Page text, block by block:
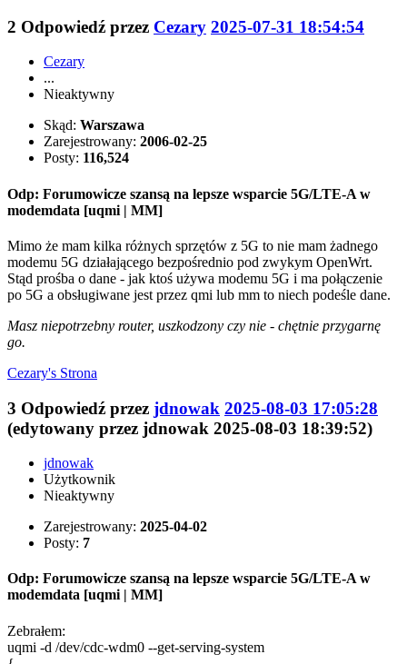
2 Odpowiedź przez Cezary 2025-07-31 18:54:54
Cezary
...
Nieaktywny
Skąd: Warszawa
Zarejestrowany: 2006-02-25
Posty: 116,524
Odp: Forumowicze szansą na lepsze wsparcie 5G/LTE-A w
modemdata [uqmi | MM]
Mimo że mam kilka różnych sprzętów z 5G to nie mam żadnego
modemu 5G działającego bezpośrednio pod zwykym OpenWrt.
Stąd prośba o dane - jak ktoś używa modemu 5G i ma połączenie
po 5G a obsługiwane jest przez qmi lub mm to niech podeśle dane.
Masz niepotrzebny router, uszkodzony czy nie - chętnie przygarnę
go.
Cezary's Strona
3 Odpowiedź przez jdnowak 2025-08-03 17:05:28
(edytowany przez jdnowak 2025-08-03 18:39:52)
jdnowak
Użytkownik
Nieaktywny
Zarejestrowany: 2025-04-02
Posty: 7
Odp: Forumowicze szansą na lepsze wsparcie 5G/LTE-A w
modemdata [uqmi | MM]
Zebrałem:
uqmi -d /dev/cdc-wdm0 --get-serving-system